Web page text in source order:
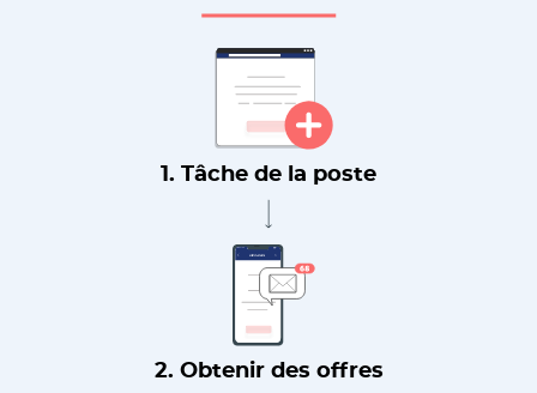
1. Tâche de la poste
2. Obtenir des offres